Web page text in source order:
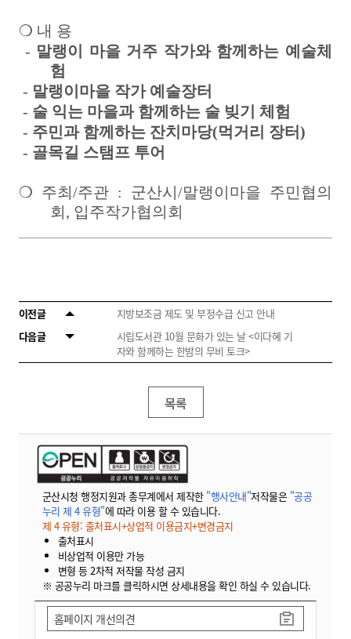
❍ 내 용
- 말랭이 마을 거주 작가와 함께하는 예술체
험
- 말랭이마을 작가 예술장터
- 술 익는 마을과 함께하는 술 빚기 체험
- 주민과 함께하는 잔치마당(먹거리 장터)
- 골목길 스탬프 투어
❍ 주최 /주관 : 군산시/말랭이마을 주민협의
회 , 입주작가협의회
이전글
지방보조금 제도 및 부정수급 신고 안내
다음글
시립도서관 10월 문화가 있는 날 <이다혜 기
자와 함께하는 한밤의 무비 토크>
목록
군산시청 행정지원과 총무계에서 제작한 "행사안내"저작물은 "공공
누리 제 4 유형"에 따라 이용 할 수 있습니다.
제 4 유형: 출처표시+상업적 이용금지+변경금지
출처표시
비상업적 이용만 가능
변형 등 2차적 저작물 작성 금지
※ 공공누리 마크를 클릭하시면 상세내용을 확인 하실 수 있습니다.
홈페이지 개선의견